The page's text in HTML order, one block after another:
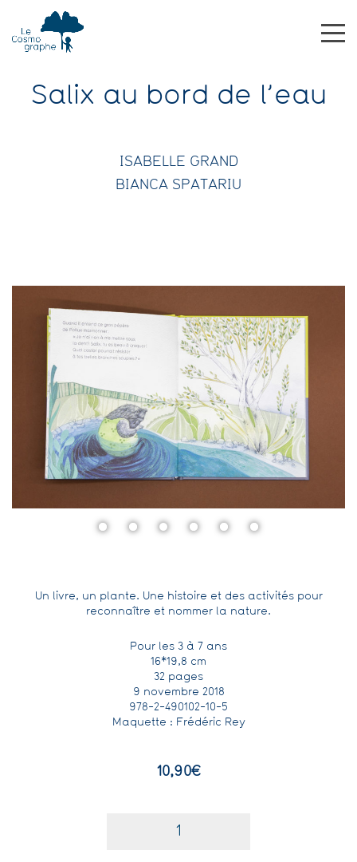
Salix au bord de l’eau
ISABELLE GRAND
BIANCA SPATARIU
Un livre, un plante. Une histoire et des activités pour
reconnaître et nommer la nature.
Pour les 3 à 7 ans
16*19,8 cm
32 pages
9 novembre 2018
978-2-490102-10-5
Maquette : Frédéric Rey
10,90€